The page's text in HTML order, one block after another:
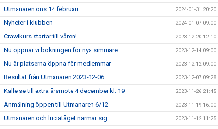
Utmanaren ons 14 februari 2024-01-31 20:20
Nyheter i klubben 2024-01-07 09:00
Crawlkurs startar till våren! 2023-12-20 12:10
Nu öppnar vi bokningen för nya simmare 2023-12-14 09:00
Nu är platserna öppna för medlemmar 2023-12-12 09:00
Resultat från Utmanaren 2023-12-06 2023-12-07 09:28
Kallelse till extra årsmöte 4 december kl. 19 2023-11-26 21:45
Anmälning öppen till Utmanaren 6/12 2023-11-19 16:00
Utmanaren och luciatåget närmar sig 2023-11-12 11:25